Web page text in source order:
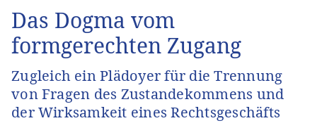
Das Dogma vom
formgerechten Zugang
Zugleich ein Plädoyer für die Trennung
von Fragen des Zustandekommens und
der Wirksamkeit eines Rechtsgeschäfts